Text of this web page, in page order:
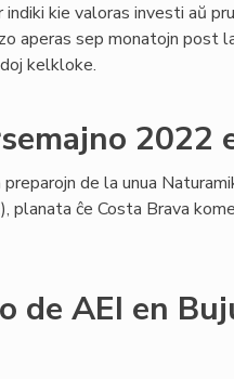
kie valoras investi aŭ
aperas sep monatojn post
kelkloke.
2022
de la unua
planata ĉe Costa Brava
de AEI en